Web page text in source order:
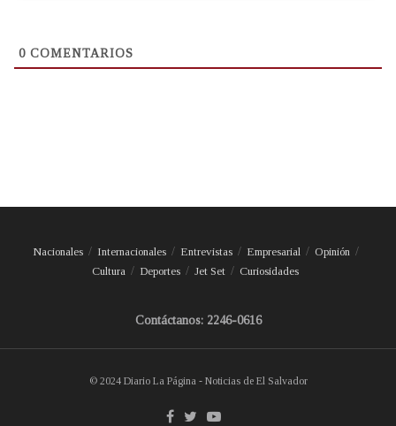
0 COMENTARIOS
Nacionales Internacionales Entrevistas Empresarial
Opinión
Cultura
Deportes Jet Set Curiosidades
Contáctanos: 2246-0616
© 2024 Diario La Página - Noticias de El Salvador